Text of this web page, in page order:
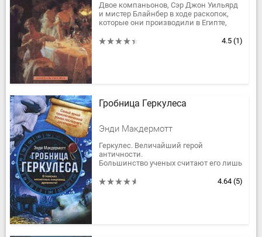
Двое компаньонов, Сэр Джон Уильярд
и мистер Блайнбер в ходе раскопок,
которые они производили в Египте,
Хен-Ра. Внезапно оба археолога...
4.5 (1)
Гробница Геркулеса
Энди Макдермотт
Геркулес. Величайший герой
античности.
Большинство ученых считают его лишь
Уайлд, обнаружившая руины древней
4.64 (5)